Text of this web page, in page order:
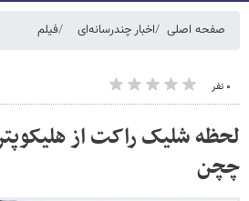
صفحه اصلی اخبار چندرسانه‌ای فیلم
۰ نفر
لحظه شلیک راکت از
چچن